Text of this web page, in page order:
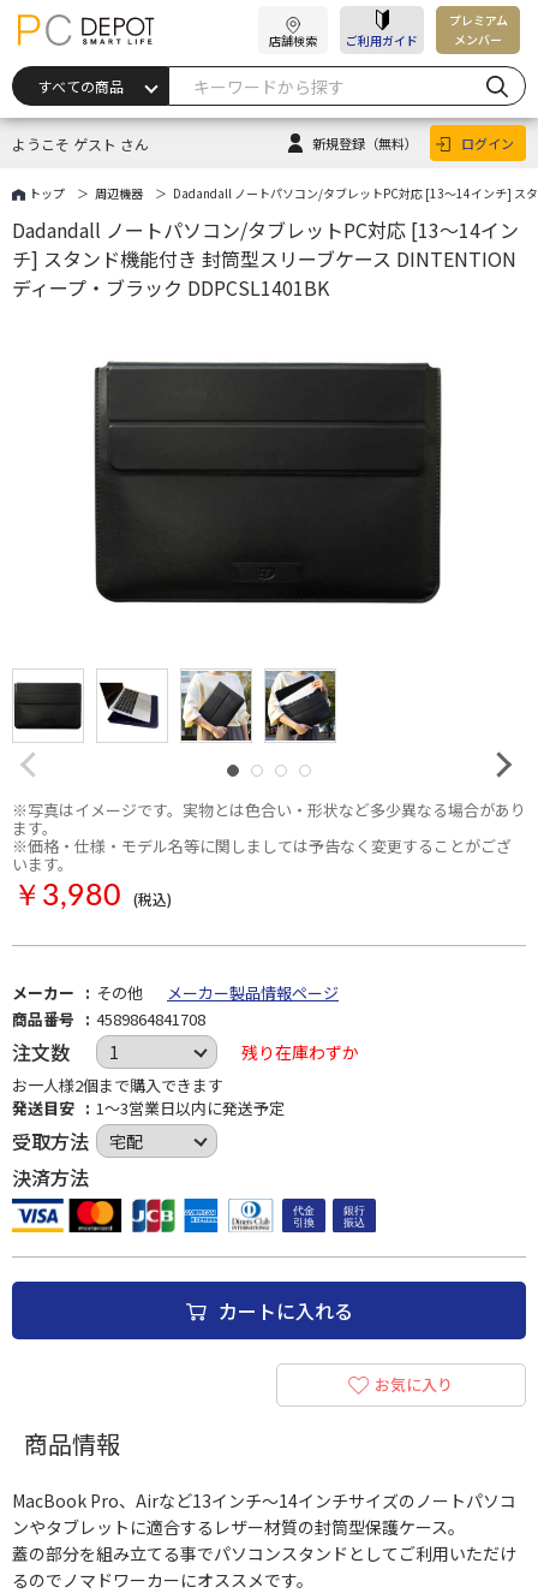
店舗検索 ご利用ガイド
プレミアム
メンバー
ようこそ ゲスト さん 新規登録 （無料） ログイン
トップ 周辺機器 Dadandall ノートパソコン/タブレットPC対応 [13～14インチ] ス
※写真はイメージです。実物とは色合い・形状など多少異なる場合があり
ます。
※価格・仕様・モデル名等に関しましては予告なく変更することがござ
います。
Dadandall ノートパソコン/タブレットPC対応 [13～14イン
チ] スタンド機能付き 封筒型スリーブケース DINTENTION
ディープ・ブラック DDPCSL1401BK
￥3,980 (税込)
メーカー その他
メーカー製品情報ページ
商品番号
4589864841708
注文数 残り在庫わずか
お一人様2個まで購入できます
発送目安
1～3営業日以内に発送予定
受取方法
決済方法
カートに入れる
お気に入り
商品情報
MacBook Pro、Airなど13インチ～14インチサイズのノートパソコ
ンやタブレットに適合するレザー材質の封筒型保護ケース。
蓋の部分を組み立てる事でパソコンスタンドとしてご利用いただけ
るのでノマドワーカーにオススメです。